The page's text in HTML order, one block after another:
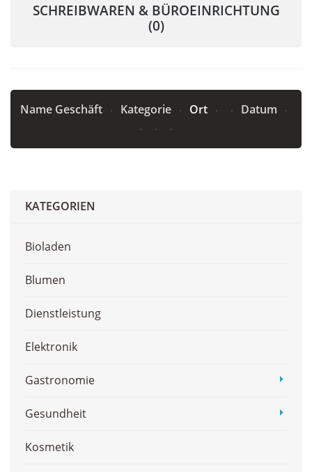
SCHREIBWAREN & BÜROEINRICHTUNG
(0)
Name Geschäft Kategorie Ort Datum
KATEGORIEN
Bioladen
Blumen
Dienstleistung
Elektronik
Gastronomie
Gesundheit
Kosmetik